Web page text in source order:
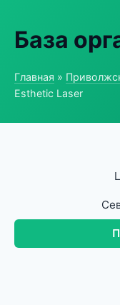
База
Главная »
Esthetic Laser